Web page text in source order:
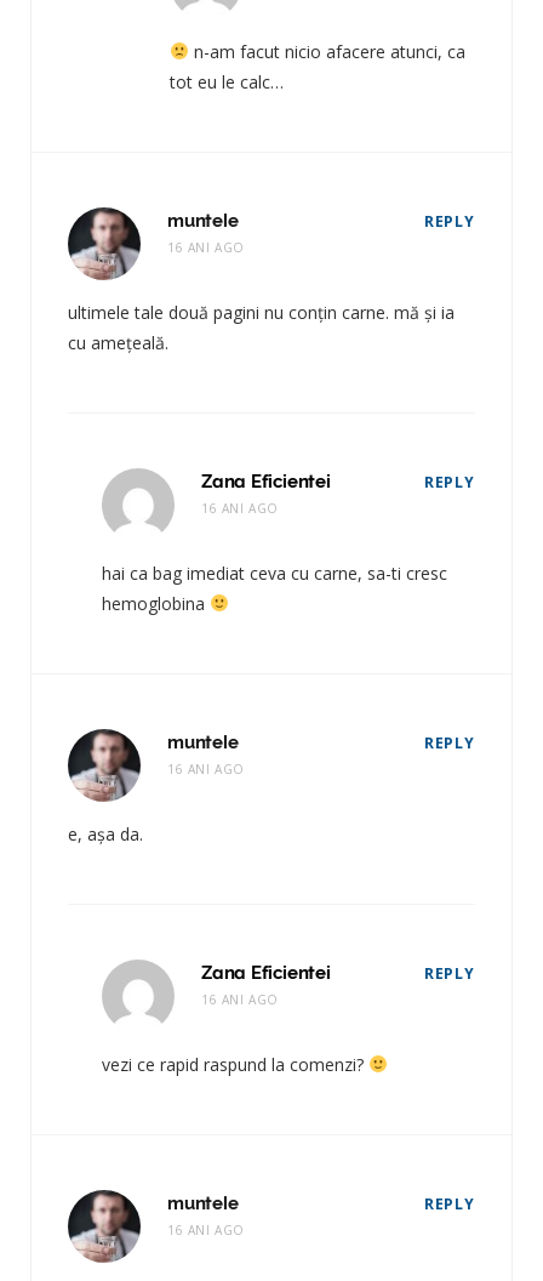
n-am facut nicio afacere atunci, ca
tot eu le calc…
muntele
16 ANI AGO
REPLY
ultimele tale două pagini nu conțin carne. mă și ia
cu amețeală.
Zana Eficientei
16 ANI AGO
REPLY
hai ca bag imediat ceva cu carne, sa-ti cresc
hemoglobina
muntele
16 ANI AGO
REPLY
e, așa da.
Zana Eficientei
16 ANI AGO
REPLY
vezi ce rapid raspund la comenzi?
muntele
16 ANI AGO
REPLY